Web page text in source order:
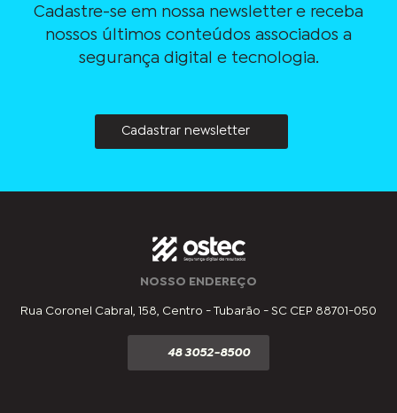
Cadastre-se em nossa newsletter e receba
nossos últimos conteúdos associados a
segurança digital e tecnologia.
Cadastrar newsletter
NOSSO ENDEREÇO
Rua Coronel Cabral, 158, Centro - Tubarão - SC CEP 88701-050
48 3052-8500